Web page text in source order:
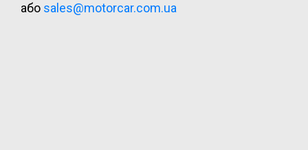
або sales@motorcar.com.ua